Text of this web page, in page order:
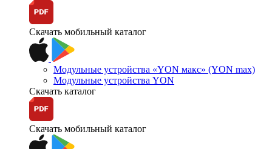
Скачать мобильный каталог
Модульные устройства «YON макс» (YON max)
Модульные устройства YON
Скачать каталог
Скачать мобильный каталог